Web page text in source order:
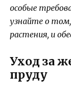
особые
узнайте о том,
растения, и
Уход за
пруду